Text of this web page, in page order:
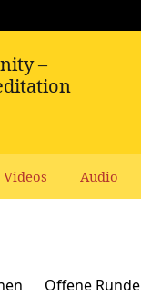
Videos Audio
Offene Runde